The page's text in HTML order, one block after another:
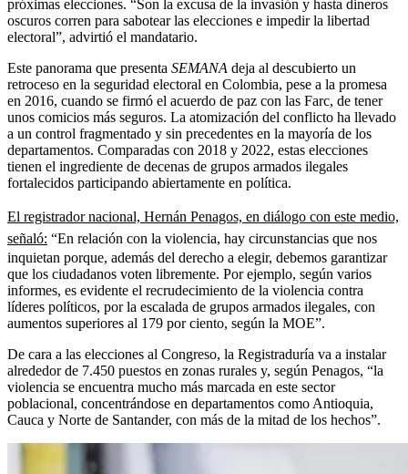
próximas elecciones. “Son la excusa de la invasión y hasta dineros
oscuros corren para sabotear las elecciones e impedir la libertad
electoral”, advirtió el mandatario.
Este panorama que presenta SEMANA deja al descubierto un
retroceso en la seguridad electoral en Colombia, pese a la promesa
en 2016, cuando se firmó el acuerdo de paz con las Farc, de tener
unos comicios más seguros. La atomización del conflicto ha llevado
a un control fragmentado y sin precedentes en la mayoría de los
departamentos. Comparadas con 2018 y 2022, estas elecciones
tienen el ingrediente de decenas de grupos armados ilegales
fortalecidos participando abiertamente en política.
El registrador nacional, Hernán Penagos, en diálogo con este medio,
señaló: “En relación con la violencia, hay circunstancias que nos
inquietan porque, además del derecho a elegir, debemos garantizar
que los ciudadanos voten libremente. Por ejemplo, según varios
informes, es evidente el recrudecimiento de la violencia contra
líderes políticos, por la escalada de grupos armados ilegales, con
aumentos superiores al 179 por ciento, según la MOE”.
De cara a las elecciones al Congreso, la Registraduría va a instalar
alrededor de 7.450 puestos en zonas rurales y, según Penagos, “la
violencia se encuentra mucho más marcada en este sector
poblacional, concentrándose en departamentos como Antioquia,
Cauca y Norte de Santander, con más de la mitad de los hechos”.